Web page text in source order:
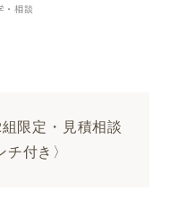
・相談
限定・見積相談
付き〉